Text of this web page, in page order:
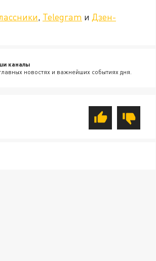
, Telegram и Дзен-
каналы
новостях и важнейших событиях дня.